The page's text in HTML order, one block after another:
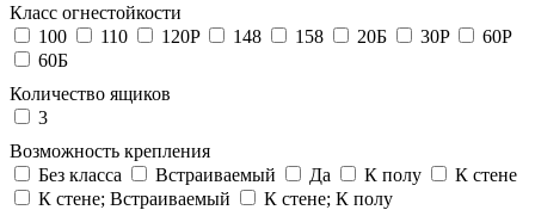
Класс огнестойкости
100
110 120P 148 158 20Б 30P
60P
60Б
Количество ящиков
3
Возможность крепления
Без класса
Встраиваемый Да К полу
К стене
К стене; Встраиваемый
К стене; К полу